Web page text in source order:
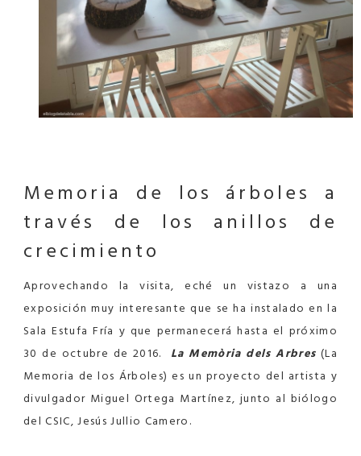
Memoria de los árboles a
través de los anillos de
crecimiento
Aprovechando la visita, eché un vistazo a una
exposición muy interesante que se ha instalado en la
Sala Estufa Fría y que permanecerá hasta el próximo
30 de octubre de 2016. La Memòria dels Arbres (La
Memoria de los Árboles) es un proyecto del artista y
divulgador Miguel Ortega Martínez, junto al biólogo
del CSIC, Jesús Jullio Camero.